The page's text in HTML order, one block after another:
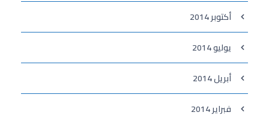
أكتوبر 2014
يوليو 2014
أبريل 2014
فبراير 2014